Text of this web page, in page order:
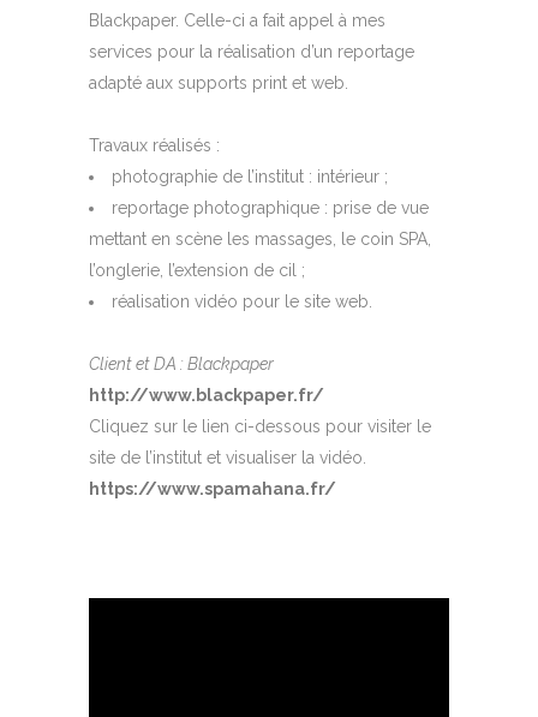
Blackpaper. Celle-ci a fait appel à mes
services pour la réalisation d’un reportage
adapté aux supports print et web.
Travaux réalisés :
photographie de l’institut : intérieur ;
reportage photographique : prise de vue
mettant en scène les massages, le coin SPA,
l’onglerie, l’extension de cil ;
réalisation vidéo pour le site web.
Client et DA : Blackpaper
http://www.blackpaper.fr/
Cliquez sur le lien ci-dessous pour visiter le
site de l’institut et visualiser la vidéo.
https://www.spamahana.fr/